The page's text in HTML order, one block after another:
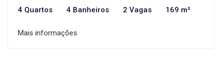
4 Quartos 4 Banheiros 2 Vagas 169 m²
Mais informações